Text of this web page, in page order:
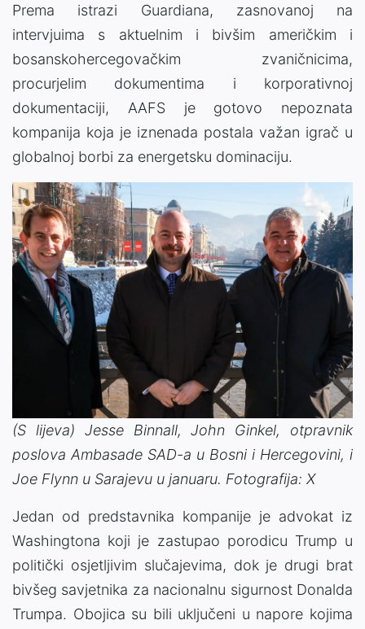
Prema istrazi Guardiana, zasnovanoj na
intervjuima s aktuelnim i bivšim američkim i
bosanskohercegovačkim zvaničnicima,
procurjelim dokumentima i korporativnoj
dokumentaciji, AAFS je gotovo nepoznata
kompanija koja je iznenada postala važan igrač u
globalnoj borbi za energetsku dominaciju.
(S lijeva) Jesse Binnall, John Ginkel, otpravnik
poslova Ambasade SAD-a u Bosni i Hercegovini, i
Joe Flynn u Sarajevu u januaru. Fotografija: X
Jedan od predstavnika kompanije je advokat iz
Washingtona koji je zastupao porodicu Trump u
politički osjetljivim slučajevima, dok je drugi brat
bivšeg savjetnika za nacionalnu sigurnost Donalda
Trumpa. Obojica su bili uključeni u napore kojima